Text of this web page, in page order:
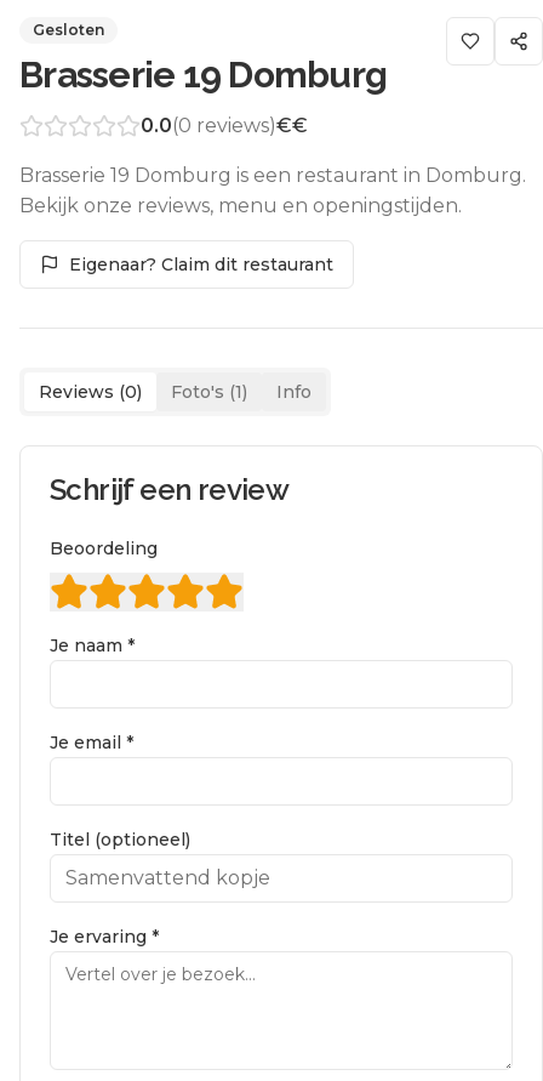
Gesloten
Brasserie 19 Domburg
0.0(0 reviews)€€
Brasserie 19 Domburg is een restaurant in Domburg.
Bekijk onze reviews, menu en openingstijden.
Eigenaar? Claim dit restaurant
Reviews (0) Foto's (1) Info
Schrijf een review
Beoordeling
Je naam *
Je email *
Titel (optioneel)
Je ervaring *